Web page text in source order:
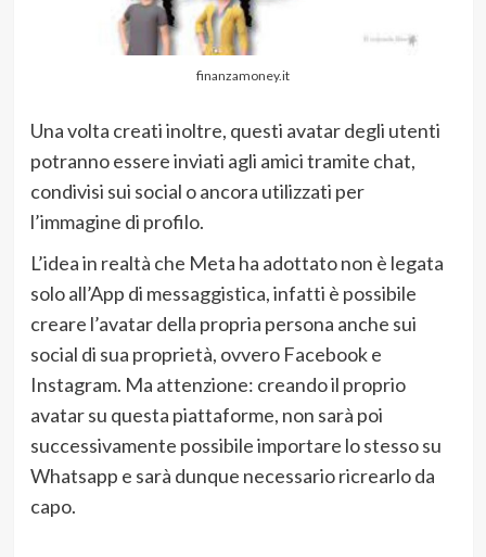
finanzamoney.it
Una volta creati inoltre, questi avatar degli utenti
potranno essere inviati agli amici tramite chat,
condivisi sui social o ancora utilizzati per
l’immagine di profilo.
L’idea in realtà che Meta ha adottato non è legata
solo all’App di messaggistica, infatti è possibile
creare l’avatar della propria persona anche sui
social di sua proprietà, ovvero Facebook e
Instagram. Ma attenzione: creando il proprio
avatar su questa piattaforme, non sarà poi
successivamente possibile importare lo stesso su
Whatsapp e sarà dunque necessario ricrearlo da
capo.